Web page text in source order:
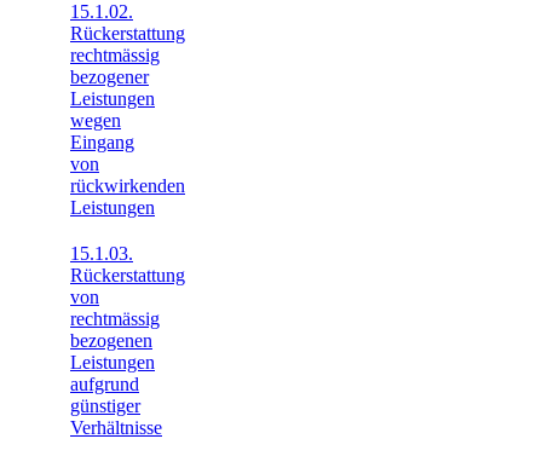
15.1.02.
Rückerstattung
rechtmässig
bezogener
Leistungen
wegen
Eingang
von
rückwirkenden
Leistungen
15.1.03.
Rückerstattung
von
rechtmässig
bezogenen
Leistungen
aufgrund
günstiger
Verhältnisse